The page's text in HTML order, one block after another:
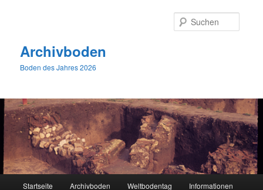
Archivboden
Boden des Jahres 2026
Startseite Archivboden Weltbodentag Informationen